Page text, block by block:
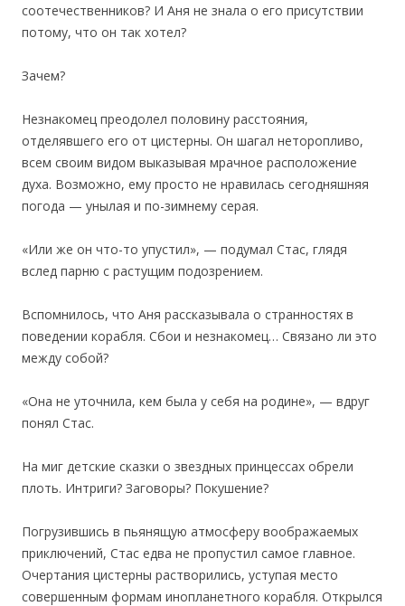
соотечественников? И Аня не знала о его присутствии
потому, что он так хотел?
Зачем?
Незнакомец преодолел половину расстояния,
отделявшего его от цистерны. Он шагал неторопливо,
всем своим видом выказывая мрачное расположение
духа. Возможно, ему просто не нравилась сегодняшняя
погода — унылая и по-зимнему серая.
«Или же он что-то упустил», — подумал Стас, глядя
вслед парню с растущим подозрением.
Вспомнилось, что Аня рассказывала о странностях в
поведении корабля. Сбои и незнакомец… Связано ли это
между собой?
«Она не уточнила, кем была у себя на родине», — вдруг
понял Стас.
На миг детские сказки о звездных принцессах обрели
плоть. Интриги? Заговоры? Покушение?
Погрузившись в пьянящую атмосферу воображаемых
приключений, Стас едва не пропустил самое главное.
Очертания цистерны растворились, уступая место
совершенным формам инопланетного корабля. Открылся